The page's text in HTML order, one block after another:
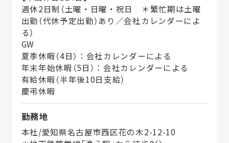
週休2日制（土曜・日曜・祝日 ＊繁忙期は土曜
出勤（代休予定出勤）あり／会社カレンダーによ
る）
GW
夏季休暇（4日）：会社カレンダーによる
年末年始休暇（5日）：会社カレンダーによる
有給休暇（半年後10日支給）
慶弔休暇
勤務地
本社/愛知県名古屋市西区花の木2-12-10